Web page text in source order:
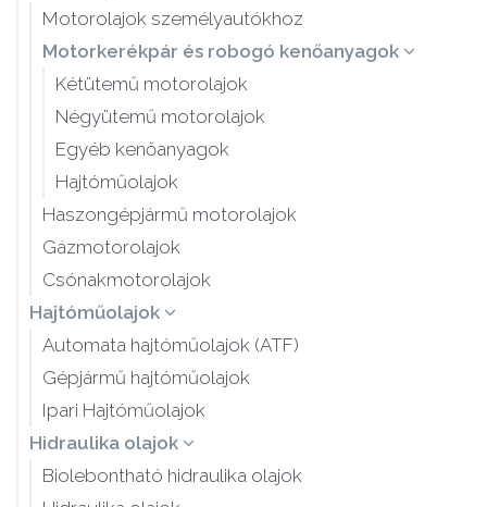
Motorolajok személyautókhoz
Motorkerékpár és robogó kenőanyagok
Kétütemű motorolajok
Négyütemű motorolajok
Egyéb kenőanyagok
Hajtóműolajok
Haszongépjármű motorolajok
Gázmotorolajok
Csónakmotorolajok
Hajtóműolajok
Automata hajtóműolajok (ATF)
Gépjármű hajtóműolajok
Ipari Hajtóműolajok
Hidraulika olajok
Biolebontható hidraulika olajok